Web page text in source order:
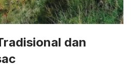
dan